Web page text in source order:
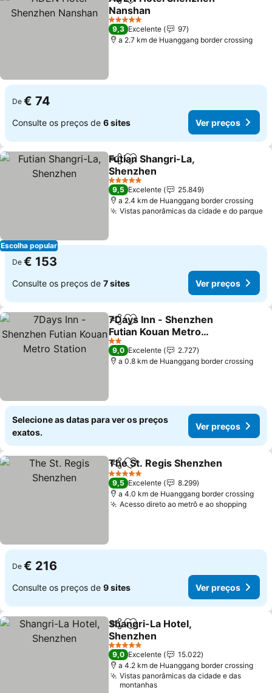
PartilharAdicionar aos favoritos
Nanshan
5 Estrelas
9,3 Excelente
97
a 2.7 km de Huanggang border crossing
De € 74
Consulte os preços de 6 sites Ver preços
Escolha popular
PartilharAdicionar aos favoritos
Futian Shangri-La,
Shenzhen
5 Estrelas
9,5 Excelente
25.849
a 2.4 km de Huanggang border crossing
Vistas panorâmicas da cidade e do parque
De € 153
Consulte os preços de 7 sites Ver preços
PartilharAdicionar aos favoritos
7Days Inn - Shenzhen
Futian Kouan Metro
Station
2 Estrelas
9,0 Excelente
2.727
a 0.8 km de Huanggang border crossing
Selecione as datas para ver os preços
exatos.
Ver preços
PartilharAdicionar aos favoritos
The St. Regis Shenzhen
5 Estrelas
9,5 Excelente
8.299
a 4.0 km de Huanggang border crossing
Acesso direto ao metrô e ao shopping
De € 216
Consulte os preços de 9 sites Ver preços
PartilharAdicionar aos favoritos
Shangri-La Hotel,
Shenzhen
5 Estrelas
9,0 Excelente
15.022
a 4.2 km de Huanggang border crossing
Vistas panorâmicas da cidade e das
montanhas